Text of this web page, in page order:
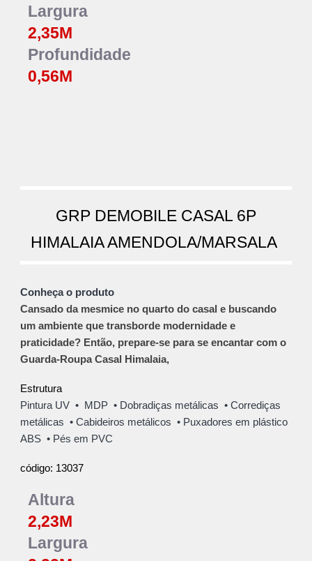
Largura
2,35M
Profundidade
0,56M
GRP DEMOBILE CASAL 6P
HIMALAIA AMENDOLA/MARSALA
Conheça o produto
Cansado da mesmice no quarto do casal e buscando
um ambiente que transborde modernidade e
praticidade? Então, prepare-se para se encantar com o
Guarda-Roupa Casal Himalaia,
Estrutura
Pintura UV • MDP • Dobradiças metálicas • Corrediças
metálicas • Cabideiros metálicos • Puxadores em plástico
ABS • Pés em PVC
código: 13037
Altura
2,23M
Largura